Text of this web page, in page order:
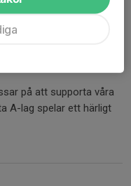
på att supporta våra
A-lag spelar ett härligt